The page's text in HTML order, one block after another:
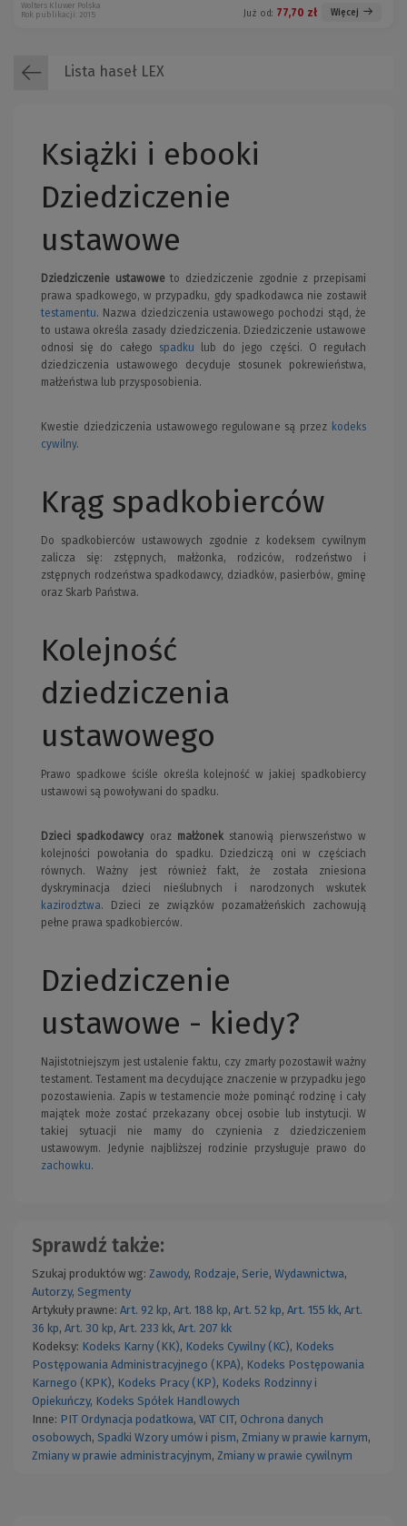
Już od: 77,70 zł Więcej
Wolters Kluwer Polska
Rok publikacji: 2015
Lista haseł LEX
Książki i ebooki
Dziedziczenie
ustawowe
Dziedziczenie ustawoweto dziedziczenie zgodnie z przepisami
prawa spadkowego, w przypadku, gdy spadkodawca nie zostawił
testamentu. Nazwa dziedziczenia ustawowego pochodzi stąd, że
to ustawa określa zasady dziedziczenia. Dziedziczenie ustawowe
odnosi się do całego spadku lub do jego części. O regułach
dziedziczenia ustawowego decyduje stosunek pokrewieństwa,
małżeństwa lub przysposobienia.
Kwestie dziedziczenia ustawowego regulowane są przez kodeks
cywilny.
Krąg spadkobierców
Do spadkobierców ustawowych zgodnie z kodeksem cywilnym
zalicza się: zstępnych, małżonka, rodziców, rodzeństwo i
zstępnych rodzeństwa spadkodawcy, dziadków, pasierbów, gminę
oraz Skarb Państwa.
Kolejność
dziedziczenia
ustawowego
Prawo spadkowe ściśle określa kolejność w jakiej spadkobiercy
ustawowi są powoływani do spadku.
Dzieci spadkodawcy oraz małżonek stanowią pierwszeństwo w
kolejności powołania do spadku. Dziedziczą oni w częściach
równych. Ważny jest również fakt, że została zniesiona
dyskryminacja dzieci nieślubnych i narodzonych wskutek
kazirodztwa. Dzieci ze związków pozamałżeńskich zachowują
pełne prawa spadkobierców.
Dziedziczenie
ustawowe - kiedy?
Najistotniejszym jest ustalenie faktu, czy zmarły pozostawił ważny
testament. Testament ma decydujące znaczenie w przypadku jego
pozostawienia. Zapis w testamencie może pominąć rodzinę i cały
majątek może zostać przekazany obcej osobie lub instytucji. W
takiej sytuacji nie mamy do czynienia z dziedziczeniem
ustawowym. Jedynie najbliższej rodzinie przysługuje prawo do
zachowku.
Sprawdź także:
Szukaj produktów wg: Zawody, Rodzaje, Serie, Wydawnictwa,
Autorzy, Segmenty
Artykuły prawne: Art. 92 kp, Art. 188 kp, Art. 52 kp, Art. 155 kk, Art.
36 kp, Art. 30 kp, Art. 233 kk, Art. 207 kk
Kodeksy: Kodeks Karny (KK), Kodeks Cywilny (KC), Kodeks
Postępowania Administracyjnego (KPA), Kodeks Postępowania
Karnego (KPK), Kodeks Pracy (KP), Kodeks Rodzinny i
Opiekuńczy, Kodeks Spółek Handlowych
Inne: PIT Ordynacja podatkowa, VAT CIT, Ochrona danych
osobowych, Spadki Wzory umów i pism, Zmiany w prawie karnym,
Zmiany w prawie administracyjnym, Zmiany w prawie cywilnym